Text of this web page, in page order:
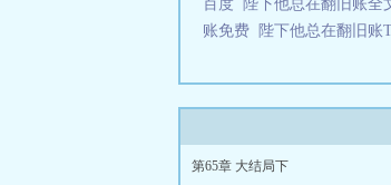
百度
陛下他总在翻旧账全
账免费
陛下他总在翻旧账
第65章 大结局下